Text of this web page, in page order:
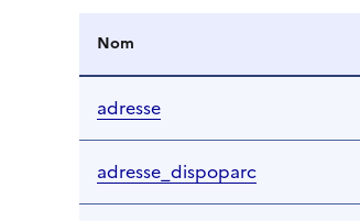
Nom
adresse
adresse_dispoparc